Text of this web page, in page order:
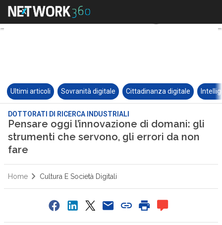
Ultimi articoli Sovranità digitale Cittadinanza digitale
DOTTORATI DI RICERCA INDUSTRIALI
Pensare oggi l’innovazione di domani: gli
strumenti che servono, gli errori da non
fare
Home Cultura E Società Digitali